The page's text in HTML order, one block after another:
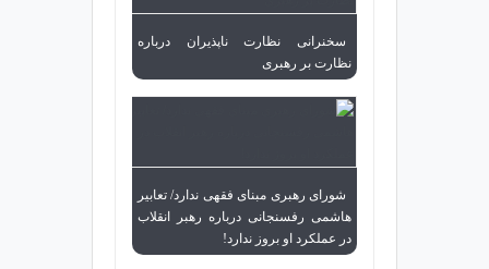
سخنرانی نظارت ناپذیران درباره
نظارت بر رهبری
شورای رهبری مبنای فقهی ندارد/ تعابیر
هاشمی رفسنجانی درباره رهبر انقلاب
در عملکرد او بروز ندارد!